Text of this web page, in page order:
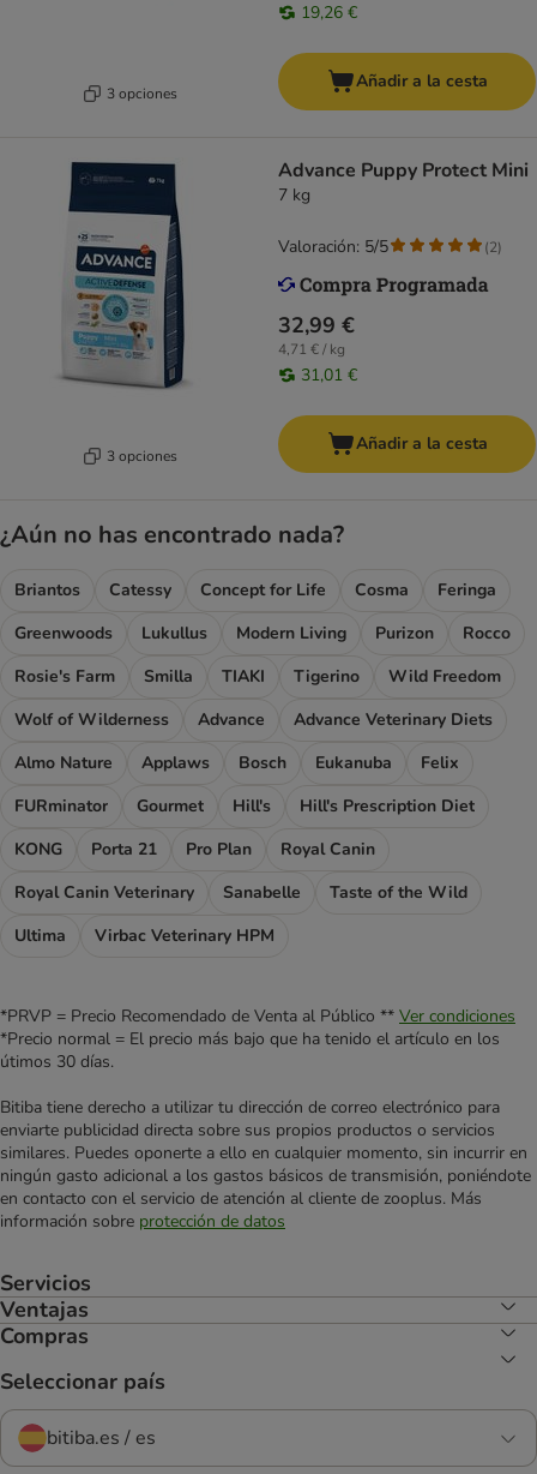
3 opciones
19,26 €
Añadir a la cesta
3 opciones
Advance Puppy Protect Mini
7 kg
32,99 €
4,71 € / kg
31,01 €
Valoración: 5/5 (2)
Añadir a la cesta
¿Aún no has encontrado nada?
Briantos Catessy Concept for Life Cosma
Feringa
Greenwoods
Lukullus Modern Living Purizon
Rocco
Rosie's Farm
Smilla TIAKI Tigerino
Wild Freedom
Wolf of Wilderness
Advance
Advance Veterinary Diets
Almo Nature
Applaws Bosch Eukanuba
Felix
FURminator
Gourmet Hill's
Hill's Prescription Diet
KONG
Porta 21 Pro Plan
Royal Canin
Royal Canin Veterinary
Sanabelle
Taste of the Wild
Ultima
Virbac Veterinary HPM
*PRVP = Precio Recomendado de Venta al Público ** Ver condiciones
*Precio normal = El precio más bajo que ha tenido el artículo en los
útimos 30 días.
Bitiba tiene derecho a utilizar tu dirección de correo electrónico para
enviarte publicidad directa sobre sus propios productos o servicios
similares. Puedes oponerte a ello en cualquier momento, sin incurrir en
ningún gasto adicional a los gastos básicos de transmisión, poniéndote
en contacto con el servicio de atención al cliente de zooplus. Más
información sobre protección de datos
Servicios
Ventajas
Compras
Seleccionar país
bitiba.es / es